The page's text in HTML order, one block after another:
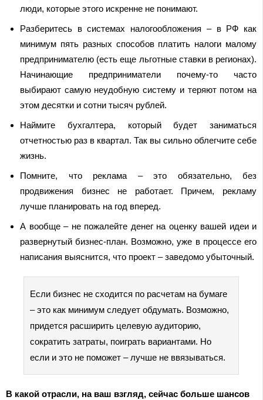
люди, которые этого искренне не понимают.
Разберитесь в системах налогообложения – в РФ как
минимум пять разных способов платить налоги малому
предпринимателю (есть еще льготные ставки в регионах).
Начинающие предприниматели почему-то часто
выбирают самую неудобную систему и теряют потом на
этом десятки и сотни тысяч рублей.
Наймите бухгалтера, который будет заниматься
отчетностью раз в квартал. Так вы сильно облегчите себе
жизнь.
Помните, что реклама – это обязательно, без
продвижения бизнес не работает. Причем, рекламу
лучше планировать на год вперед.
А вообще – не пожалейте денег на оценку вашей идеи и
развернутый бизнес-план. Возможно, уже в процессе его
написания выяснится, что проект – заведомо убыточный.
Если бизнес не сходится по расчетам на бумаге
– это как минимум следует обдумать. Возможно,
придется расширить целевую аудиторию,
сократить затраты, поиграть вариантами. Но
если и это не поможет – лучше не ввязываться.
В какой отрасли, на ваш взгляд, сейчас больше шансов